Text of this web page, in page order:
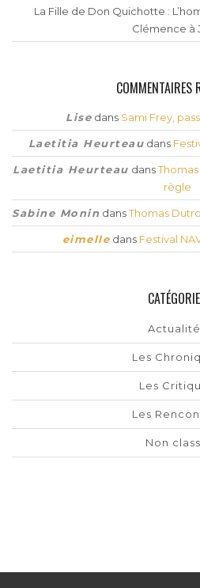
La Fille de Don Quichotte :
Clémence à
COMMENTAIRES
Lise dans Sami Frey,
Laetitia Heurteau dans
Laetitia Heurteau dans
règle
Sabine Monin dansThomas
eimelle dans Festival
Les
Les
Les
Non